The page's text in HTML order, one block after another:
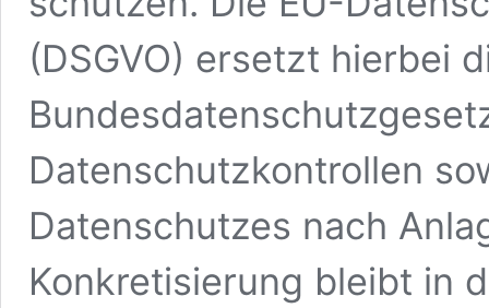
(DSGVO) ersetzt hierbei
Datenschutzkontrollen
Datenschutzes nach
Konkretisierung bleibt in